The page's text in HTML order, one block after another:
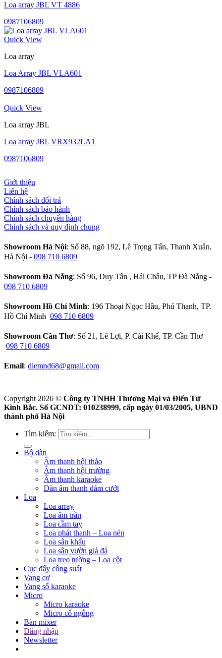
Loa array JBL VT 4886
0987106809
Quick View
Loa array
Loa Array JBL VLA601
0987106809
Quick View
Loa array JBL
Loa array JBL VRX932LA1
0987106809
Giới thiệu
Liên hệ
Chính sách đổi trả
Chính sách bảo hành
Chính sách chuyển hàng
Chính sách và quy định chung
Showroom Hà Nội: Số 88, ngõ 192, Lê Trọng Tấn, Thanh Xuân,
Hà Nội - 098 710 6809
Showroom Đà Nẵng: Số 96, Duy Tân , Hải Châu, TP Đà Nẵng -
098 710 6809
Showroom Hồ Chí Minh: 196 Thoại Ngọc Hầu, Phú Thạnh, TP.
Hồ Chí Minh 098 710 6809
Showroom Cần Thơ: Số 21, Lê Lợi, P. Cái Khế, TP. Cần Thơ
098 710 6809
Email: diemnd68@gmail.com
Copyright 2026 © Công ty TNHH Thương Mại và Điển Tử
Kinh Bắc. Số GCNDT: 010238999, cấp ngày 01/03/2005, UBND
thành phố Hà Nội
Tìm kiếm:
Bộ dàn
Âm thanh hội thảo
Âm thanh hội trường
Âm thanh karaoke
Dàn âm thanh đám cưới
Loa
Loa array
Loa âm trần
Loa cầm tay
Loa phát thanh – Loa nén
Loa sân khấu
Loa sân vườn giả đá
Loa treo tường – Loa cột
Cục đẩy công suất
Vang cơ
Vang số karaoke
Micro
Micro karaoke
Micro cổ ngỗng
Bàn mixer
Đăng nhập
Newsletter